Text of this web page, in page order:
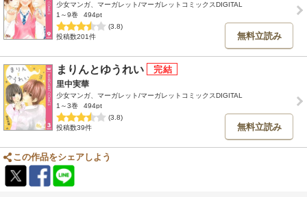
少女マンガ、マーガレット/マーガレットコミックスDIGITAL
1～9巻
494pt
(3.8)
投稿数201件
無料立読み
まりんとゆうれい
里中実華
少女マンガ、マーガレット/マーガレットコミックスDIGITAL
1～3巻
494pt
(3.8)
投稿数39件
無料立読み
この作品をシェアしよう